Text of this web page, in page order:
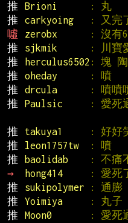
推
Brioni : 丸
推
carkyoing : 又完
噓
zerobx : 沒有
推
sjkmik : 川寶
推
herculus6502 : 塊
推
oheday : 噴
推
drcula : 噴噴
推
Paulsic
: 愛死
推
takuya1 : 好好
推
leon1757tw : 噴
推
baolidab : 不痛
→
hong414 : 愛死
推
sukipolymer : 通膨
推
Yoimiya : 丸子
推
Moon0 : 愛死